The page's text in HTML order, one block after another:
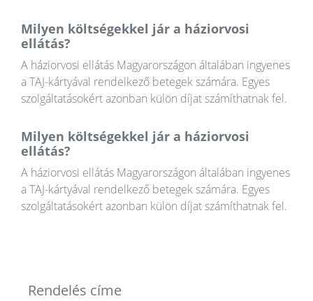
Milyen költségekkel jár a háziorvosi
ellátás?
A háziorvosi ellátás Magyarországon általában ingyenes
a TAJ-kártyával rendelkező betegek számára. Egyes
szolgáltatásokért azonban külön díjat számíthatnak fel.
Milyen költségekkel jár a háziorvosi
ellátás?
A háziorvosi ellátás Magyarországon általában ingyenes
a TAJ-kártyával rendelkező betegek számára. Egyes
szolgáltatásokért azonban külön díjat számíthatnak fel.
Rendelés címe